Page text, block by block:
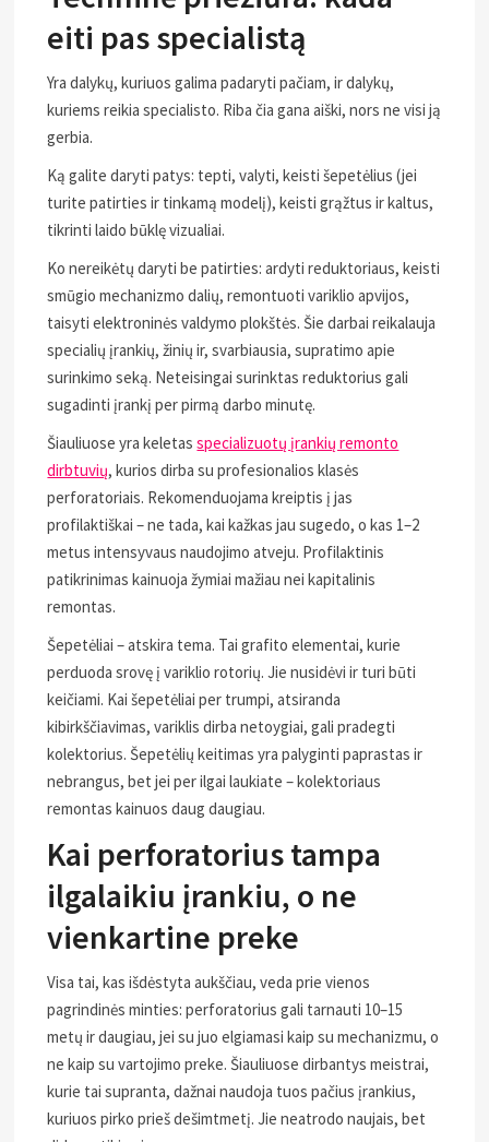
eiti pas specialistą
Yra dalykų, kuriuos galima padaryti pačiam, ir dalykų,
kuriems reikia specialisto. Riba čia gana aiški, nors ne visi ją
gerbia.
Ką galite daryti patys: tepti, valyti, keisti šepetėlius (jei
turite patirties ir tinkamą modelį), keisti grąžtus ir kaltus,
tikrinti laido būklę vizualiai.
Ko nereikėtų daryti be patirties: ardyti reduktoriaus, keisti
smūgio mechanizmo dalių, remontuoti variklio apvijos,
taisyti elektroninės valdymo plokštės. Šie darbai reikalauja
specialių įrankių, žinių ir, svarbiausia, supratimo apie
surinkimo seką. Neteisingai surinktas reduktorius gali
sugadinti įrankį per pirmą darbo minutę.
Šiauliuose yra keletasspecializuotų įrankių remonto
dirbtuvių, kurios dirba su profesionalios klasės
perforatoriais. Rekomenduojama kreiptis į jas
profilaktiškai – ne tada, kai kažkas jau sugedo, o kas 1–2
metus intensyvaus naudojimo atveju. Profilaktinis
patikrinimas kainuoja žymiai mažiau nei kapitalinis
remontas.
Šepetėliai – atskira tema. Tai grafito elementai, kurie
perduoda srovę į variklio rotorių. Jie nusidėvi ir turi būti
keičiami. Kai šepetėliai per trumpi, atsiranda
kibirkščiavimas, variklis dirba netoygiai, gali pradegti
kolektorius. Šepetėlių keitimas yra palyginti paprastas ir
nebrangus, bet jei per ilgai laukiate – kolektoriaus
remontas kainuos daug daugiau.
Kai perforatorius tampa
ilgalaikiu įrankiu, o ne
vienkartine preke
Visa tai, kas išdėstyta aukščiau, veda prie vienos
pagrindinės minties: perforatorius gali tarnauti 10–15
metų ir daugiau, jei su juo elgiamasi kaip su mechanizmu, o
ne kaip su vartojimo preke. Šiauliuose dirbantys meistrai,
kurie tai supranta, dažnai naudoja tuos pačius įrankius,
kuriuos pirko prieš dešimtmetį. Jie neatrodo naujais, bet